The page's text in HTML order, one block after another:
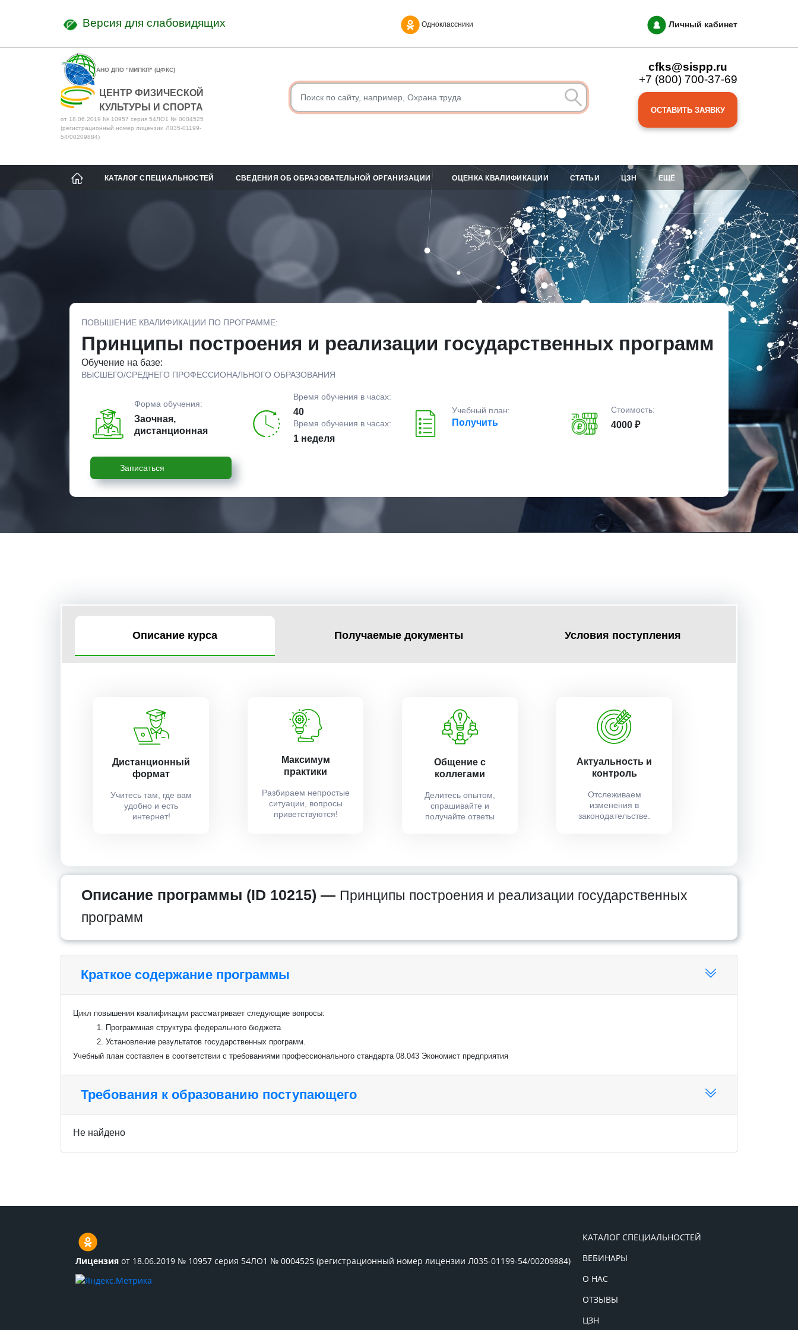
Версия для слабовидящих Одноклассники Личный кабинет
АНО ДПО "МИПКП" (ЦФКС)
ЦЕНТР ФИЗИЧЕСКОЙ
КУЛЬТУРЫ И СПОРТА
от 18.06.2019 № 10957 серия 54ЛО1 № 0004525
(регистрационный номер лицензии Л035-01199-
54/00209884)
cfks@sispp.ru
+7 (800) 700-37-69
ОСТАВИТЬ ЗАЯВКУ
КАТАЛОГ СПЕЦИАЛЬНОСТЕЙ СВЕДЕНИЯ ОБ ОБРАЗОВАТЕЛЬНОЙ ОРГАНИЗАЦИИ ОЦЕНКА КВАЛИФИКАЦИИ СТАТЬИ ЦЗН ЕЩЁ
ПОВЫШЕНИЕ КВАЛИФИКАЦИИ ПО ПРОГРАММЕ:
Принципы построения и реализации государственных программ
Обучение на базе:
ВЫСШЕГО/СРЕДНЕГО ПРОФЕССИОНАЛЬНОГО ОБРАЗОВАНИЯ
Форма обучения:
Заочная,
дистанционная
Время обучения в часах:
40
Время обучения в часах:
1 неделя
Учебный план:
Получить
Стоимость:
4000 ₽
Записаться
Описание курса Получаемые документы Условия поступления
Дистанционный
формат
Учитесь там, где вам
удобно и есть
интернет!
Максимум
практики
Разбираем непростые
ситуации, вопросы
приветствуются!
Общение с
коллегами
Делитесь опытом,
спрашивайте и
получайте ответы
Актуальность и
контроль
Отслеживаем
изменения в
законодательстве.
Описание программы (ID 10215) — Принципы построения и реализации государственных
программ
Краткое содержание программы
Цикл повышения квалификации рассматривает следующие вопросы:
1. Программная структура федерального бюджета
2. Установление результатов государственных программ.
Учебный план составлен в соответствии с требованиями профессионального стандарта 08.043 Экономист предприятия
Требования к образованию поступающего
Не найдено
Лицензия от 18.06.2019 № 10957 серия 54ЛО1 № 0004525 (регистрационный номер лицензии Л035-01199-54/00209884)
КАТАЛОГ СПЕЦИАЛЬНОСТЕЙ
ВЕБИНАРЫ
О НАС
ОТЗЫВЫ
ЦЗН